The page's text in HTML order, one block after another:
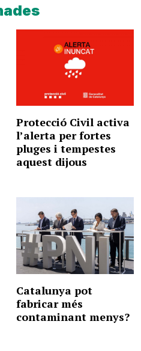
Protecció Civil activa
l’alerta per fortes
pluges i tempestes
aquest dijous
Catalunya pot
fabricar més
contaminant menys?